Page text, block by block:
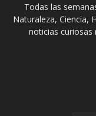
Todas las
Naturaleza, Ciencia,
noticias curiosas